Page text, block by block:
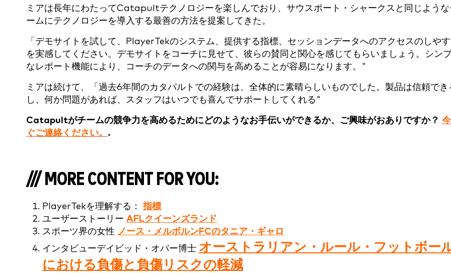
ミアは長年にわたってCatapultテクノロジーを楽しんでおり、サウスポート・シャークスと同じような
ームにテクノロジーを導入する最善の方法を提案してきた。
「デモサイトを試して、PlayerTekのシステム、提供する指標、セッションデータへのアクセスのしやす
を実感してください。デモサイトをコーチに見せて、彼らの賛同と関心を感じてもらいましょう。シン
なレポート機能により、コーチのデータへの関与を高めることが容易になります。"
ミアは続けて、「過去6年間のカタパルトでの経験は、全体的に素晴らしいものでした。製品は信頼でき
し、何か問題があれば、スタッフはいつでも喜んでサポートしてくれる"
Catapultがチームの競争力を高めるためにどのようなお手伝いができるか、ご興味がおありですか？
ぐご連絡ください。 .
/// MORE CONTENT FOR YOU:
PlayerTekを理解する：指標
ユーザーストーリー AFLクイーンズランド
スポーツ界の女性 ノース・メルボルンFCのタニア・ギャロ
インタビューデイビッド・オパー博士 オーストラリアン・ルール・フットボー
における負傷と負傷リスクの軽減